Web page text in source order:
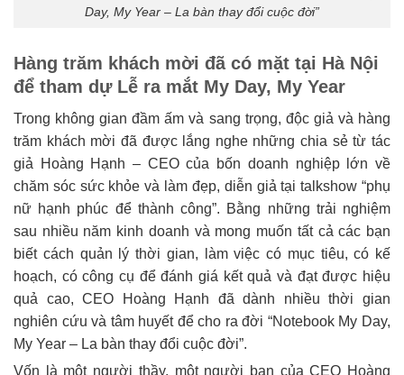
Day, My Year – La bàn thay đổi cuộc đời”
Hàng trăm khách mời đã có mặt tại Hà Nội
để tham dự Lễ ra mắt My Day, My Year
Trong không gian đầm ấm và sang trọng, độc giả và hàng
trăm khách mời đã được lắng nghe những chia sẻ từ tác
giả Hoàng Hạnh – CEO của bốn doanh nghiệp lớn về
chăm sóc sức khỏe và làm đẹp, diễn giả tại talkshow “phụ
nữ hạnh phúc để thành công”. Bằng những trải nghiệm
sau nhiều năm kinh doanh và mong muốn tất cả các bạn
biết cách quản lý thời gian, làm việc có mục tiêu, có kế
hoạch, có công cụ để đánh giá kết quả và đạt được hiệu
quả cao, CEO Hoàng Hạnh đã dành nhiều thời gian
nghiên cứu và tâm huyết để cho ra đời “Notebook My Day,
My Year – La bàn thay đổi cuộc đời”.
Vốn là một người thầy, một người bạn của CEO Hoàng